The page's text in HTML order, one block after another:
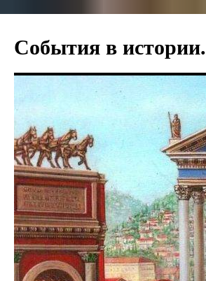
содержимому
События в истории.